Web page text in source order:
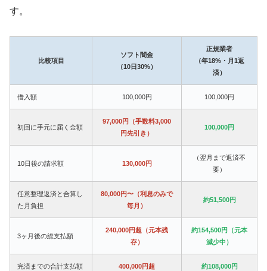
す。
比較項目
ソフト闇金
（10日30%）
正規業者
（年18%・月1返
済）
借入額 100,000円 100,000円
初回に手元に届く金額
97,000円（手数料3,000
円先引き）
100,000円
10日後の請求額 130,000円
（翌月まで返済不
要）
任意整理返済と合算し
た月負担
80,000円〜（利息のみで
毎月）
約51,500円
3ヶ月後の総支払額
240,000円超（元本残
存）
約154,500円（元本
減少中）
完済までの合計支払額 400,000円超 約108,000円